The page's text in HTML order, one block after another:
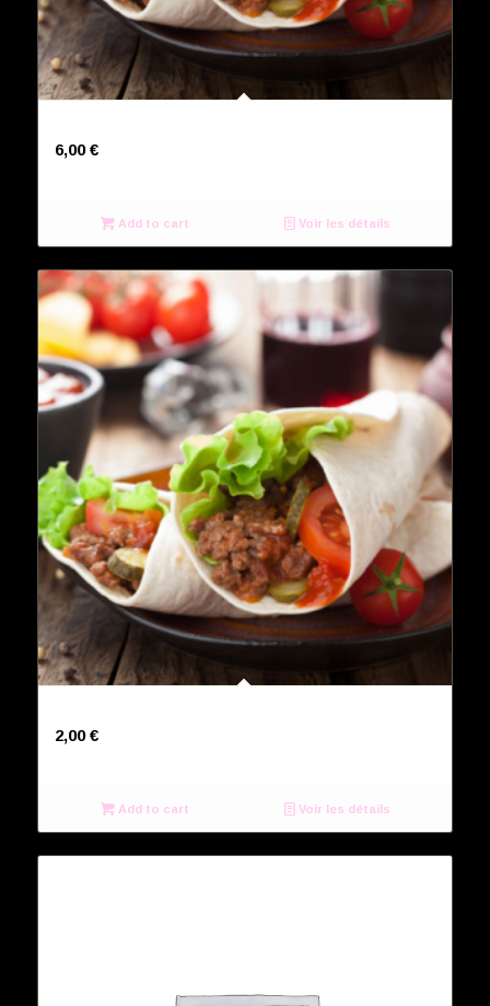
6,00€
Add to cart Voir les détails
2,00€
Add to cart Voir les détails